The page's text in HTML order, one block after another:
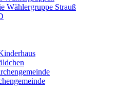
Wählergruppe Strauß